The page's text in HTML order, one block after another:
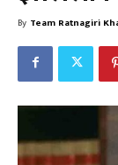
By Team Ratnagiri